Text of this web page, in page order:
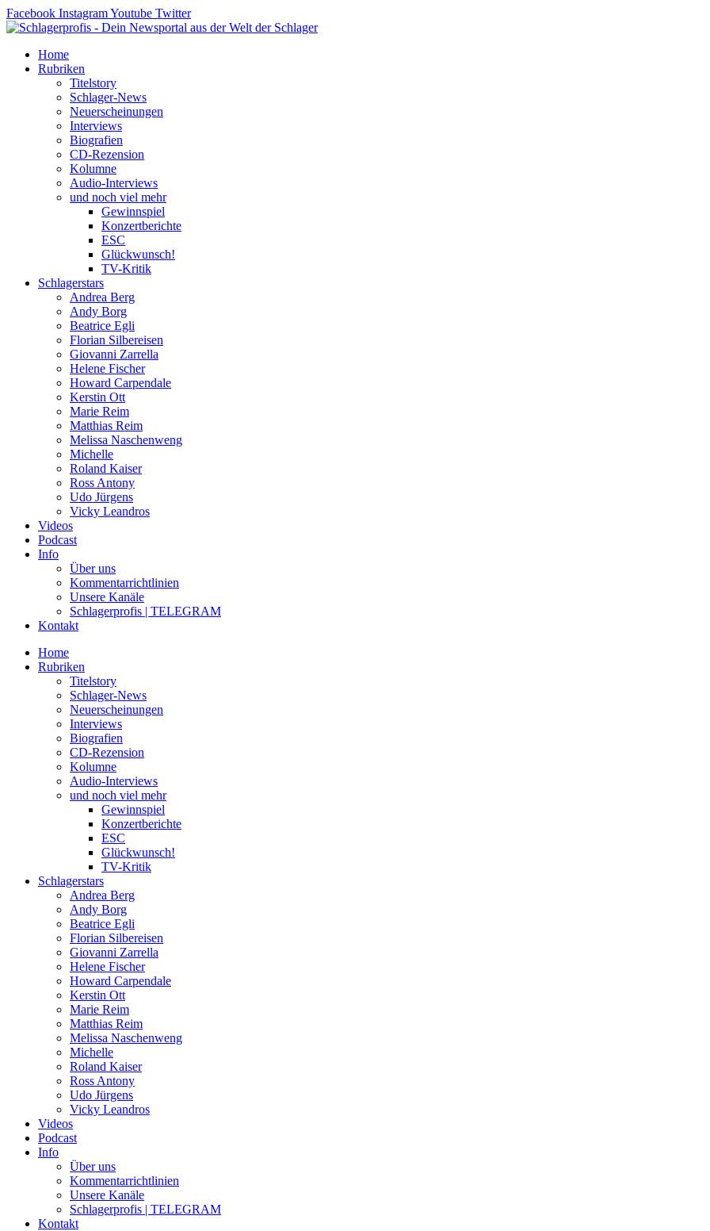
Zum
Inhalt
Facebook InstagramYoutube Twitter
Home
Rubriken
Titelstory
Schlager-News
Neuerscheinungen
Interviews
Biografien
CD-Rezension
Kolumne
Audio-Interviews
und noch viel mehr
Gewinnspiel
Konzertberichte
ESC
Glückwunsch!
TV-Kritik
Schlagerstars
Andrea Berg
Andy Borg
Beatrice Egli
Florian Silbereisen
Giovanni Zarrella
Helene Fischer
Howard Carpendale
Kerstin Ott
Marie Reim
Matthias Reim
Melissa Naschenweng
Michelle
Roland Kaiser
Ross Antony
Udo Jürgens
Vicky Leandros
Videos
Podcast
Info
Über uns
Kommentarrichtlinien
Unsere Kanäle
Schlagerprofis | TELEGRAM
Kontakt
Home
Rubriken
Titelstory
Schlager-News
Neuerscheinungen
Interviews
Biografien
CD-Rezension
Kolumne
Audio-Interviews
und noch viel mehr
Gewinnspiel
Konzertberichte
ESC
Glückwunsch!
TV-Kritik
Schlagerstars
Andrea Berg
Andy Borg
Beatrice Egli
Florian Silbereisen
Giovanni Zarrella
Helene Fischer
Howard Carpendale
Kerstin Ott
Marie Reim
Matthias Reim
Melissa Naschenweng
Michelle
Roland Kaiser
Ross Antony
Udo Jürgens
Vicky Leandros
Videos
Podcast
Info
Über uns
Kommentarrichtlinien
Unsere Kanäle
Schlagerprofis | TELEGRAM
Kontakt